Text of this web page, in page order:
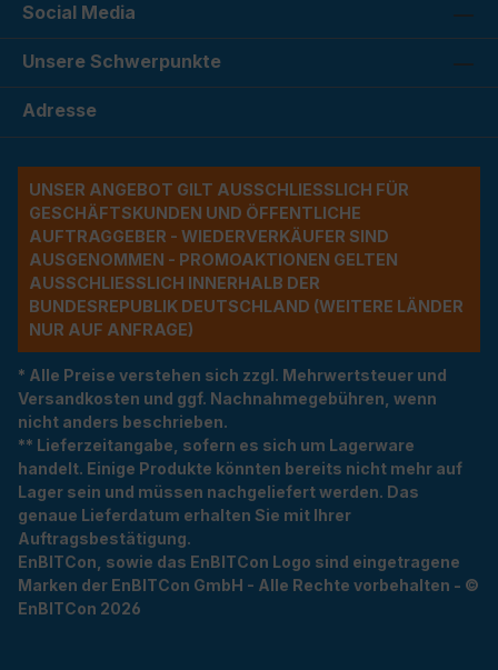
Social Media
Unsere Schwerpunkte
Adresse
UNSER ANGEBOT GILT AUSSCHLIESSLICH FÜR G
ESCHÄFTSKUNDEN UND ÖFFENTLICHE A
UFTRAGGEBER - WIEDERVERKÄUFER SIND A
USGENOMMEN - PROMOAKTIONEN GELTEN A
USSCHLIESSLICH INNERHALB DER BU
NDESREPUBLIK DEUTSCHLAND (WEITERE LÄNDER NU
R AUF ANFRAGE)
* Alle Preise verstehen sich zzgl. Mehrwertsteuer und
Versandkosten und ggf. Nachnahmegebühren, wenn
nicht anders beschrieben.
** Lieferzeitangabe, sofern es sich um Lagerware
handelt. Einige Produkte könnten bereits nicht mehr auf
Lager sein und müssen nachgeliefert werden. Das
genaue Lieferdatum erhalten Sie mit Ihrer
Auftragsbestätigung.
EnBITCon, sowie das EnBITCon Logo sind eingetragene
Marken der EnBITCon GmbH - Alle Rechte vorbehalten - ©
EnBITCon 2026